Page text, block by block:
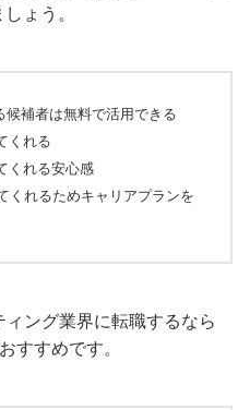
ょう。
補者は無料で活用できる
くれる
くれる安心感
くれるためキャリアプランを
ング業界に転職するなら
すすめです。